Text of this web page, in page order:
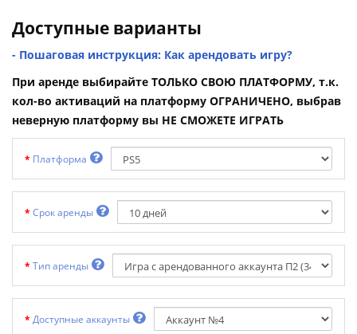
Доступные варианты
- Пошаговая инструкция: Как арендовать игру?
При аренде выбирайте ТОЛЬКО СВОЮ ПЛАТФОРМУ, т.к.
кол-во активаций на платформу ОГРАНИЧЕНО, выбрав
неверную платформу вы НЕ СМОЖЕТЕ ИГРАТЬ
Платформа
Срок аренды
Тип аренды
Доступные аккаунты